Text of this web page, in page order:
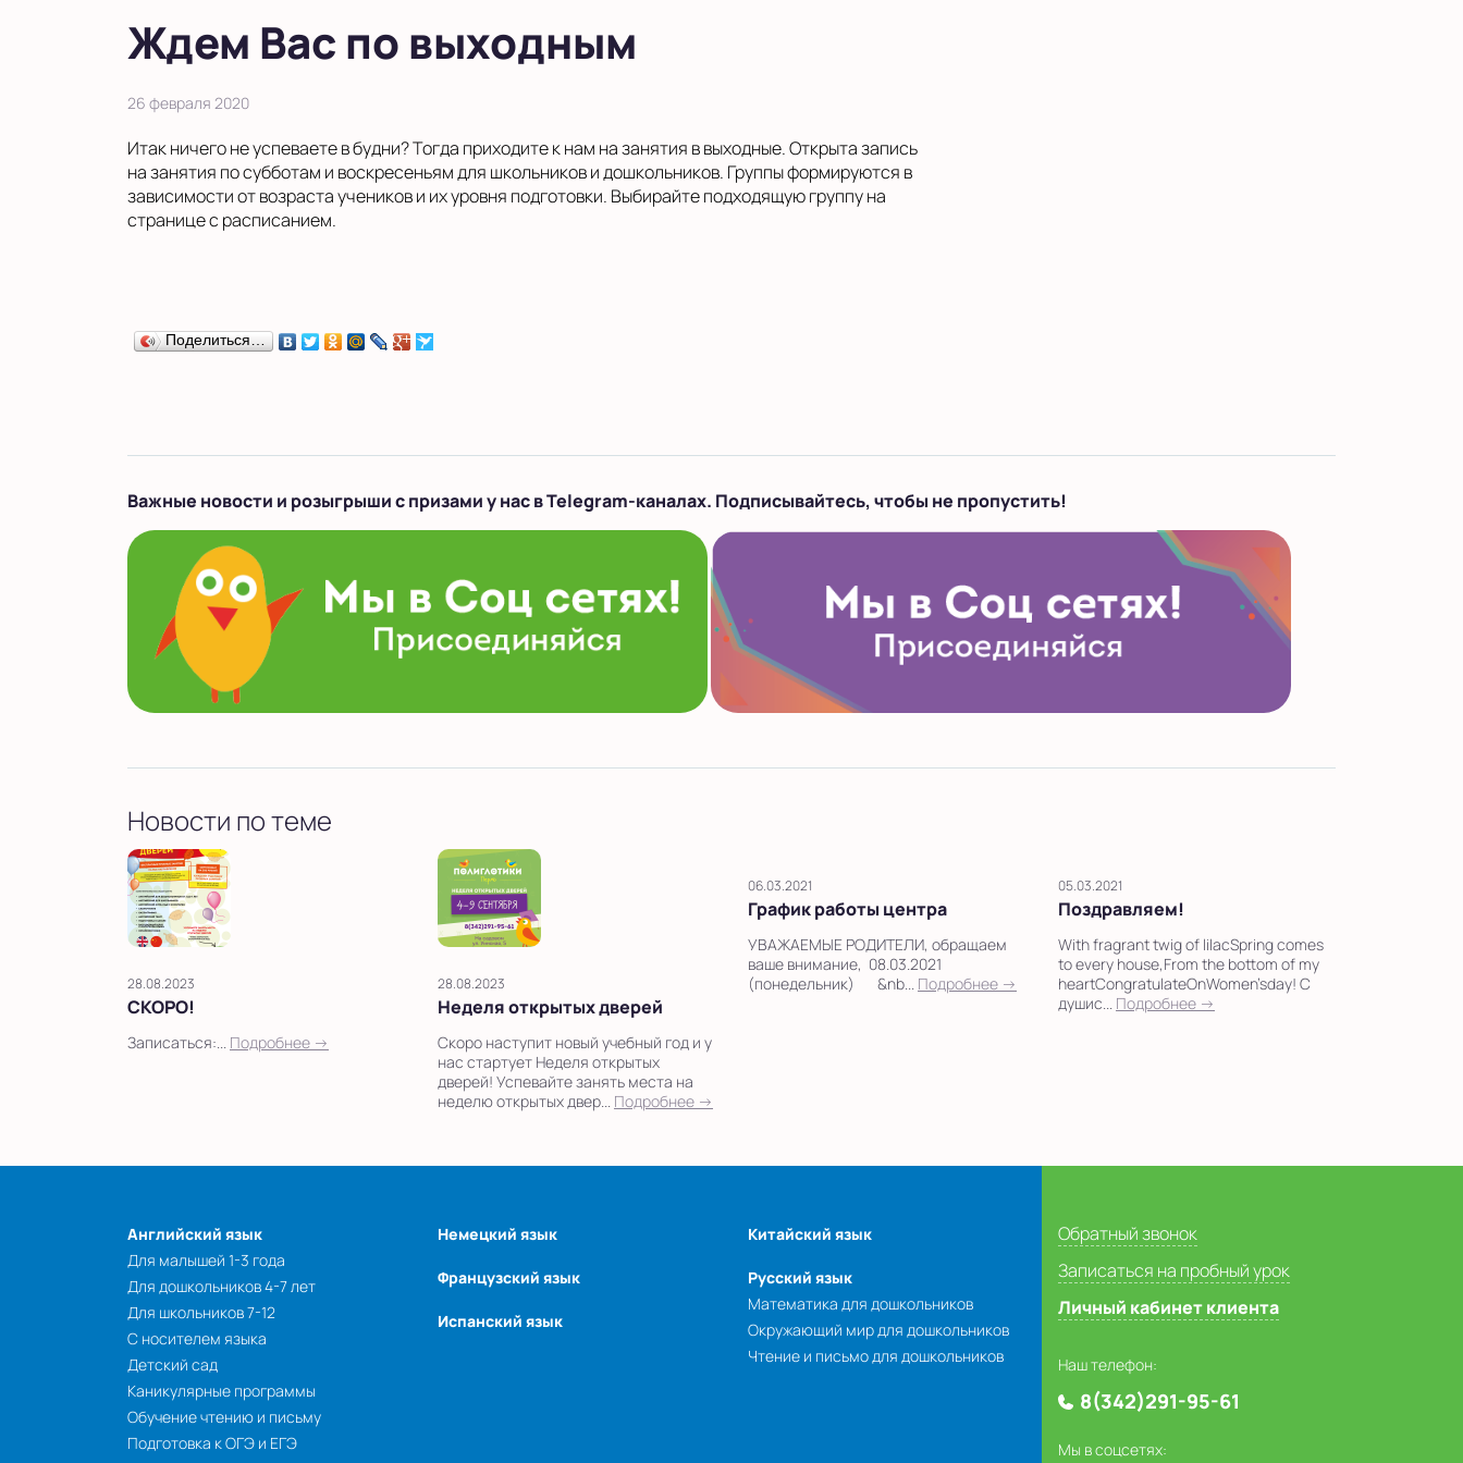
Ждем Вас по выходным
26 февраля 2020
Итак ничего не успеваете в будни? Тогда приходите к нам на занятия в выходные. Открыта запись
на занятия по субботам и воскресеньям для школьников и дошкольников. Группы формируются в
зависимости от возраста учеников и их уровня подготовки. Выбирайте подходящую группу на
странице с расписанием.
Поделиться…
Важные новости и розыгрыши с призами у нас в Telegram-каналах. Подписывайтесь, чтобы не пропустить!
Новости по теме
28.08.2023
СКОРО!
Записаться:... Подробнее →
28.08.2023
Неделя открытых дверей
Скоро наступит новый учебный год и у
нас стартует Неделя открытых
дверей! Успевайте занять места на
неделю открытых двер... Подробнее →
06.03.2021
График работы центра
УВАЖАЕМЫЕ РОДИТЕЛИ, обращаем
ваше внимание, 08.03.2021
(понедельник) &nb... Подробнее →
05.03.2021
Поздравляем!
With fragrant twig of lilacSpring comes
to every house,From the bottom of my
heartCongratulateOnWomen’sday! С
душис... Подробнее →
Английский язык
Для малышей 1-3 года
Для дошкольников 4-7 лет
Для школьников 7-12
С носителем языка
Детский сад
Каникулярные программы
Обучение чтению и письму
Подготовка к ОГЭ и ЕГЭ
Немецкий язык
Французский язык
Испанский язык
Китайский язык
Русский язык
Математика для дошкольников
Окружающий мир для дошкольников
Чтение и письмо для дошкольников
Обратный звонок
Записаться на пробный урок
Личный кабинет клиента
Наш телефон:
8(342)291-95-61
Мы в соцсетях: